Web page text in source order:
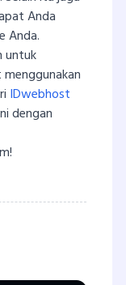
Anda
Anda.
untuk
IDwebhost
dengan